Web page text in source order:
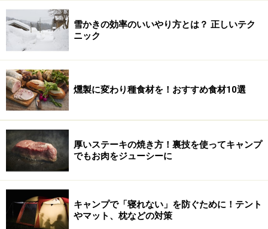
もっとも誤食が多いツキヨタケとは？
重なるように生えるツキヨタケ（東京都福祉保健局のホーム
ページより）
ヒラタケであると販売していたものに有毒のツキヨタケ
が混じっていて、購入者が中毒症状を起こした事件が過
去にありましたが、このふたつのキノコはどちらもブナ
やミズナラなどの枯れ木や倒木に重なって群生するの
10年以上のベテランの中毒報告例もあり）。
雪かきの効率のいいやり方とは？ 正しいテク
ニック
燻製に変わり種食材を！おすすめ食材10選
厚いステーキの焼き方！裏技を使ってキャンプ
でもお肉をジューシーに
キャンプで「寝れない」を防ぐために！テント
やマット、枕などの対策